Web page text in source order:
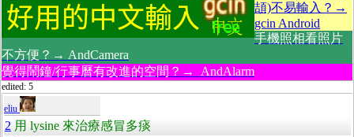
頡)不易輸入？→
gcin Android
手機照相看照片
不方便？→ AndCamera
覺得鬧鐘/行事曆有改進的空間？→ AndAlarm
edited: 5
eliu
2 用 lysine 來治療感冒多痰